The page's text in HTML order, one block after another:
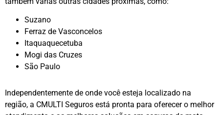
Suzano
Ferraz de Vasconcelos
Itaquaquecetuba
Mogi das Cruzes
São Paulo
Independentemente de onde você esteja localizado na
região, a CMULTI Seguros está pronta para oferecer o melhor